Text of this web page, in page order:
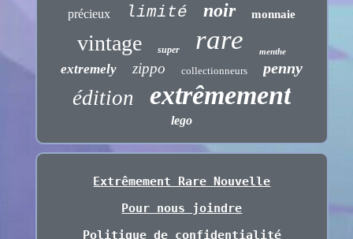
précieux limité noir monnaie
vintage super rare menthe
extremely zippo collectionneurs penny
édition extrêmement
lego
Extrêmement Rare Nouvelle
Pour nous joindre
Politique de confidentialité